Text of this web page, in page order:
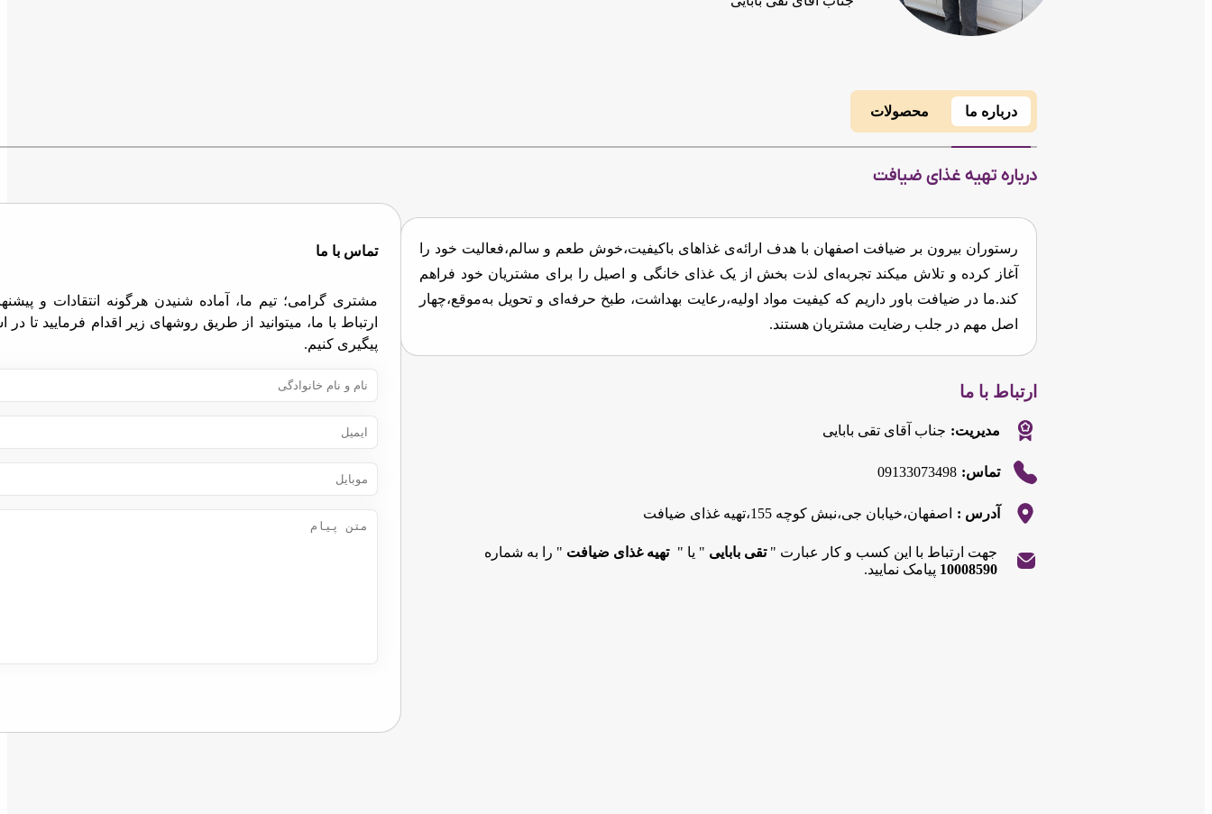
درباره ما محصولات
درباره تهیه غذای ضیافت
رستوران بیرون بر ضیافت اصفهان با هدف ارائه‌ی غذاهای باکیفیت،خوش طعم و سالم،فعالیت خود را
آغاز کرده و تلاش میکند تجربه‌ای لذت بخش از یک غذای خانگی و اصیل را برای مشتریان خود فراهم
کند.ما در ضیافت باور داریم که کیفیت مواد اولیه،رعایت بهداشت، طبخ حرفه‌ای و تحویل به‌موقع،چهار
اصل مهم در جلب رضایت مشتریان هستند.
ارتباط با ما
مدیریت: جناب آقای تقی بابایی
تماس: 09133073498
آدرس : اصفهان،خیابان جی،نبش کوچه 155،تهیه غذای ضیافت
جهت ارتباط با این کسب و کار عبارت "تقی بابایی " یا " تهیه غذای ضیافت " را به شماره
10008590 پیامک نمایید.
Leaflet
©
OpenStreetMap
تماس با ما
مشتری گرامی؛ تیم ما، آماده شنیدن هرگونه انتقادات و
ارتباط با ما، میتوانید از طریق روشهای زیر اقدام فرمایید تا
پیگیری کنیم.